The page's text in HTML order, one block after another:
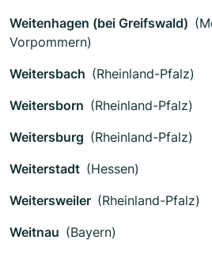
Weitenhagen (bei Greifswald)
Vorpommern)
Weitersbach (Rheinland-Pfalz)
Weitersborn (Rheinland-Pfalz)
Weitersburg (Rheinland-Pfalz)
Weiterstadt (Hessen)
Weitersweiler (Rheinland-Pfalz)
Weitnau (Bayern)